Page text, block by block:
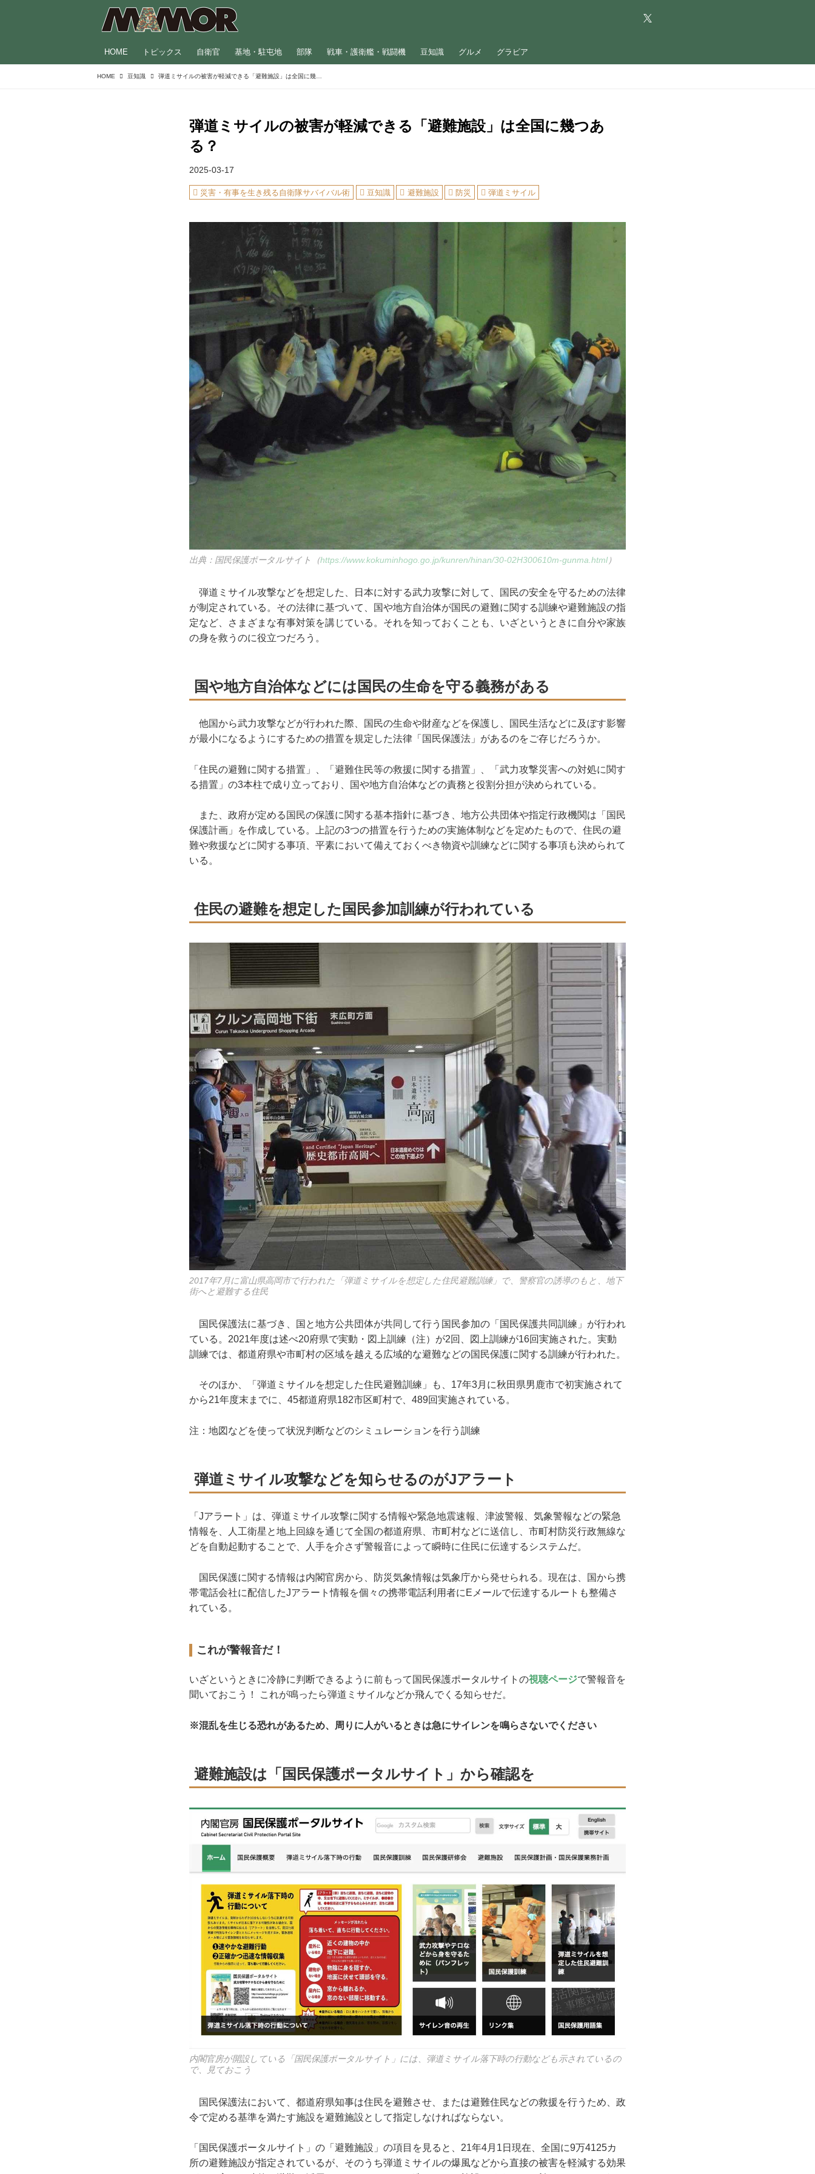
HOME トピックス 自衛官 基地・駐屯地 部隊 戦車・護衛艦・戦闘機 豆知識 グルメ グラビア
HOME 豆知識 弾道ミサイルの被害が軽減できる「避難施設」は全国に幾つある？
弾道ミサイルの被害が軽減できる「避難施設」は全国に幾つあ
る？
2025-03-17
災害・有事を生き残る自衛隊サバイバル術 豆知識 避難施設 防災 弾道ミサイル
出典：国民保護ポータルサイト（https://www.kokuminhogo.go.jp/kunren/hinan/30-02H300610m-gunma.html）
弾道ミサイル攻撃などを想定した、日本に対する武力攻撃に対して、国民の安全を守るための法律
が制定されている。その法律に基づいて、国や地方自治体が国民の避難に関する訓練や避難施設の指
定など、さまざまな有事対策を講じている。それを知っておくことも、いざというときに自分や家族
の身を救うのに役立つだろう。
国や地方自治体などには国民の生命を守る義務がある
他国から武力攻撃などが行われた際、国民の生命や財産などを保護し、国民生活などに及ぼす影響
が最小になるようにするための措置を規定した法律「国民保護法」があるのをご存じだろうか。
「住民の避難に関する措置」、「避難住民等の救援に関する措置」、「武力攻撃災害への対処に関す
る措置」の3本柱で成り立っており、国や地方自治体などの責務と役割分担が決められている。
また、政府が定める国民の保護に関する基本指針に基づき、地方公共団体や指定行政機関は「国民
保護計画」を作成している。上記の3つの措置を行うための実施体制などを定めたもので、住民の避
難や救援などに関する事項、平素において備えておくべき物資や訓練などに関する事項も決められて
いる。
住民の避難を想定した国民参加訓練が行われている
2017年7月に富山県高岡市で行われた「弾道ミサイルを想定した住民避難訓練」で、警察官の誘導のもと、地下
街へと避難する住民
国民保護法に基づき、国と地方公共団体が共同して行う国民参加の「国民保護共同訓練」が行われ
ている。2021年度は述べ20府県で実動・図上訓練（注）が2回、図上訓練が16回実施された。実動
訓練では、都道府県や市町村の区域を越える広域的な避難などの国民保護に関する訓練が行われた。
そのほか、「弾道ミサイルを想定した住民避難訓練」も、17年3月に秋田県男鹿市で初実施されて
から21年度末までに、45都道府県182市区町村で、489回実施されている。
注：地図などを使って状況判断などのシミュレーションを行う訓練
弾道ミサイル攻撃などを知らせるのがJアラート
「Jアラート」は、弾道ミサイル攻撃に関する情報や緊急地震速報、津波警報、気象警報などの緊急
情報を、人工衛星と地上回線を通じて全国の都道府県、市町村などに送信し、市町村防災行政無線な
どを自動起動することで、人手を介さず警報音によって瞬時に住民に伝達するシステムだ。
国民保護に関する情報は内閣官房から、防災気象情報は気象庁から発せられる。現在は、国から携
帯電話会社に配信したJアラート情報を個々の携帯電話利用者にEメールで伝達するルートも整備さ
れている。
これが警報音だ！
いざというときに冷静に判断できるように前もって国民保護ポータルサイトの視聴ページで警報音を
聞いておこう！ これが鳴ったら弾道ミサイルなどか飛んでくる知らせだ。
※混乱を生じる恐れがあるため、周りに人がいるときは急にサイレンを鳴らさないでください
避難施設は「国民保護ポータルサイト」から確認を
内閣官房が開設している「国民保護ポータルサイト」には、弾道ミサイル落下時の行動なども示されているの
で、見ておこう
国民保護法において、都道府県知事は住民を避難させ、または避難住民などの救援を行うため、政
令で定める基準を満たす施設を避難施設として指定しなければならない。
「国民保護ポータルサイト」の「避難施設」の項目を見ると、21年4月1日現在、全国に9万4125カ
所の避難施設が指定されているが、そのうち弾道ミサイルの爆風などから直接の被害を軽減する効果